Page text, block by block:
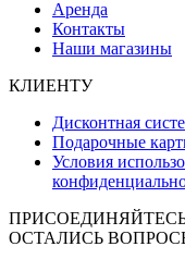
Аренда
Контакты
Наши магазины
КЛИЕНТУ
Дисконтная
Подарочные
Условия
ОСТАЛИСЬ